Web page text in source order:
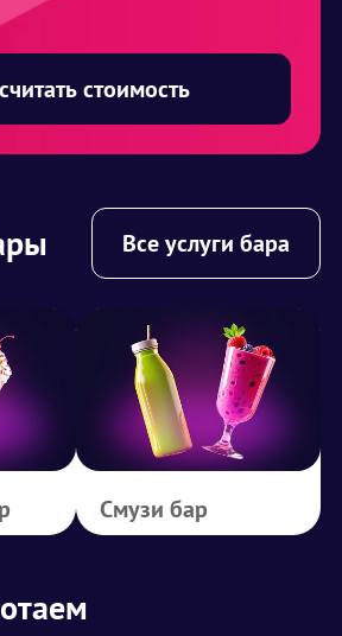
стоимость
Все услуги бара
Смузи бар